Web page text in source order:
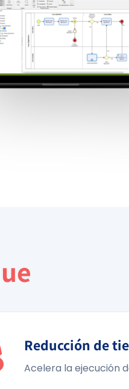
Reducción de
Acelera la ejecución